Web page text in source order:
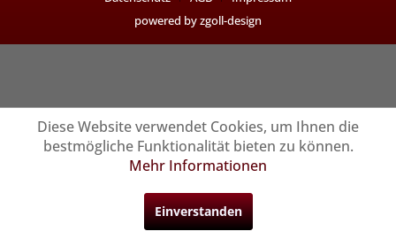
powered by zgoll-design
Diese Website verwendet Cookies, um Ihnen die
bestmögliche Funktionalität bieten zu können.
Mehr Informationen
Einverstanden